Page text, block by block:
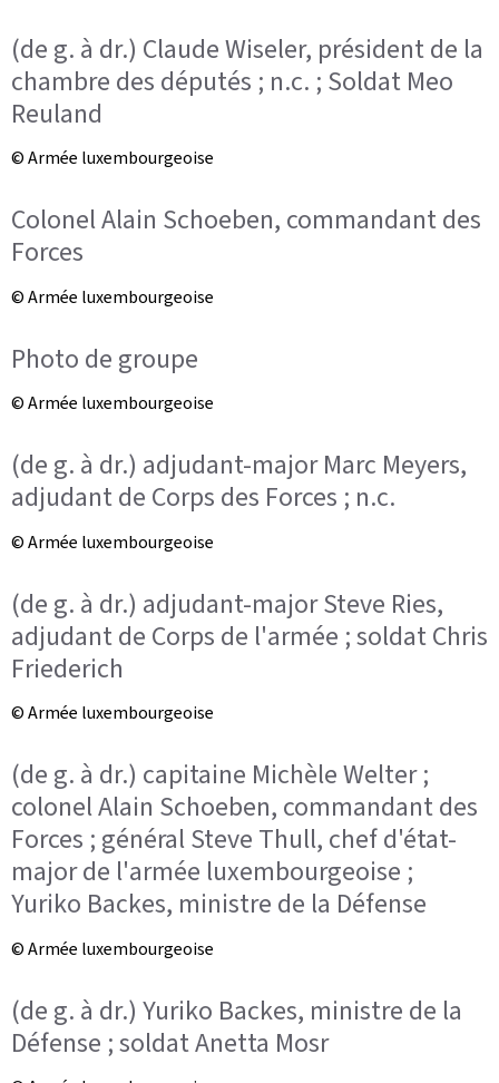
(de g. à dr.) Claude Wiseler, président de la
chambre des députés ; n.c. ; Soldat Meo
Reuland
© Armée luxembourgeoise
Colonel Alain Schoeben, commandant des
Forces
© Armée luxembourgeoise
Photo de groupe
© Armée luxembourgeoise
(de g. à dr.) adjudant-major Marc Meyers,
adjudant de Corps des Forces ; n.c.
© Armée luxembourgeoise
(de g. à dr.) adjudant-major Steve Ries,
adjudant de Corps de l'armée ; soldat Chris
Friederich
© Armée luxembourgeoise
(de g. à dr.) capitaine Michèle Welter ;
colonel Alain Schoeben, commandant des
Forces ; général Steve Thull, chef d'état-
major de l'armée luxembourgeoise ;
Yuriko Backes, ministre de la Défense
© Armée luxembourgeoise
(de g. à dr.) Yuriko Backes, ministre de la
Défense ; soldat Anetta Mosr